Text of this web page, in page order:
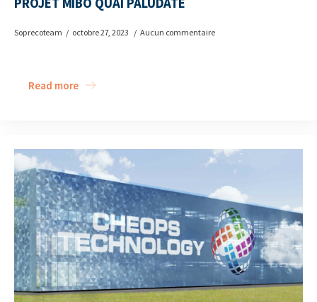
Soprecoteam octobre 27, 2023 Aucun commentaire
Read more